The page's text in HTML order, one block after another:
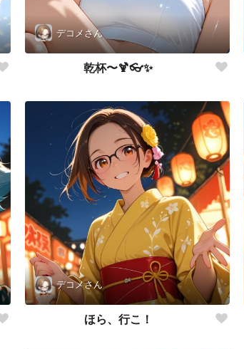
デコメさん
乾杯〜🍹👓✨
デコメさん
ほら、行こ！